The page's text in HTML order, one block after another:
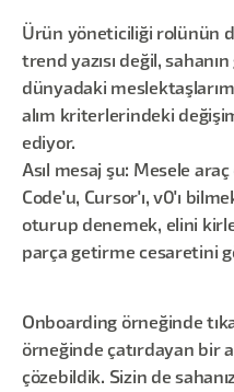
Ürün yöneticiliği rolünün
trend yazısı değil,
dünyadaki
alım kriterlerindeki
ediyor.
Asıl mesaj şu: Mesele
Code'u, Cursor'ı, v0'ı
oturup denemek, elini
parça getirme cesaretini
Onboarding örneğinde
örneğinde çatırdayan bir
çözebildik. Sizin de